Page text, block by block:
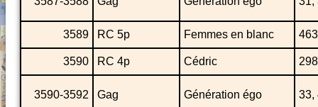
3589 RC 5p Femmes en blanc 463
3590 RC 4p Cédric 298
3590-3592 Gag Génération égo 33,